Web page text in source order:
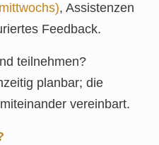
, Assistenzen
Feedback.
teilnehmen?
planbar; die
vereinbart.